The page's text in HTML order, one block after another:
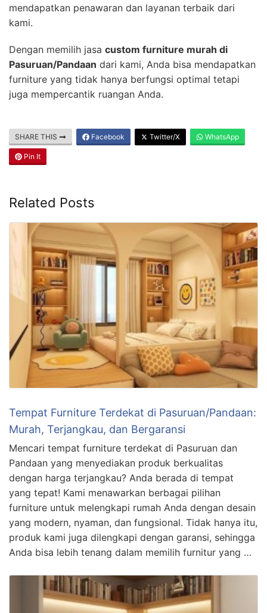
mendapatkan penawaran dan layanan terbaik dari
kami.
Dengan memilih jasa custom furniture murah di
Pasuruan/Pandaan dari kami, Anda bisa mendapatkan
furniture yang tidak hanya berfungsi optimal tetapi
juga mempercantik ruangan Anda.
SHARE THIS Facebook Twitter/X WhatsApp
Pin It
Related Posts
Tempat Furniture Terdekat di Pasuruan/Pandaan:
Murah, Terjangkau, dan Bergaransi
Mencari tempat furniture terdekat di Pasuruan dan
Pandaan yang menyediakan produk berkualitas
dengan harga terjangkau? Anda berada di tempat
yang tepat! Kami menawarkan berbagai pilihan
furniture untuk melengkapi rumah Anda dengan desain
yang modern, nyaman, dan fungsional. Tidak hanya itu,
produk kami juga dilengkapi dengan garansi, sehingga
Anda bisa lebih tenang dalam memilih furnitur yang …